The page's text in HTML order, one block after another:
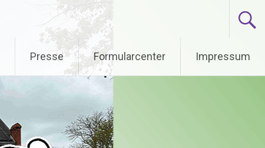
Presse Formularcenter Impressum